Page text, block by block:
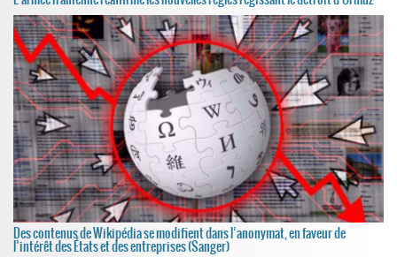
Des contenus de Wikipédia se modifient dans l’anonymat, en faveur de
l’intérêt des États et des entreprises (Sanger)